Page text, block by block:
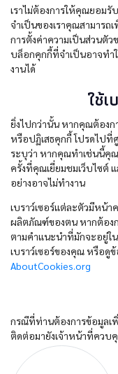
เราไม่ต้องการให้คุณยอม
จำเป็นของเราคุณสามาร
การตั้งค่าความเป็นส่วนตัว
บล็อกคุกกี้ที่จำเป็นอาจทำ
งานได้
ใช้
ยิ่งไปกว่านั้น หากคุณต้องก
หรือปฏิเสธคุกกี้ โปรดไปที่
ระบุว่า หากคุณทำเช่นนี้คุ
ครั้งที่คุณเยี่ยมชมเว็บไซต์
อย่างอาจไม่ทำงาน
เบราว์เซอร์แต่ละตัวมีหน้
ผลิตภัณฑ์ของตน หากต้องก
ตามคำแนะนำที่มักจะอยู่ใน
เบราว์เซอร์ของคุณ หรือดู
AboutCookies.org
กรณีที่ท่านต้องการข้อมูลเพิ่
ติดต่อมายังเจ้าหน้าที่ควบ